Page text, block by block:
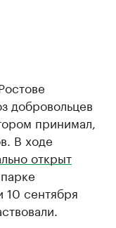
добровольцев
принимал,
В ходе
открыт
10 сентября